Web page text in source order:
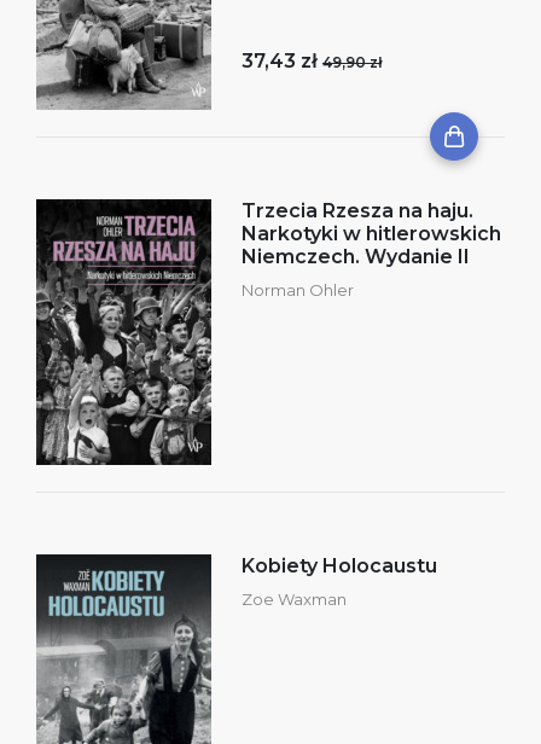
37,43 zł 49,90 zł
Trzecia Rzesza na haju.
Narkotyki w hitlerowskich
Niemczech. Wydanie II
Norman Ohler
Kobiety Holocaustu
Zoe Waxman